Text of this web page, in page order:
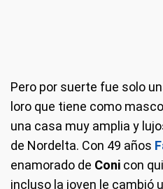
Pero por suerte fue solo
loro que tiene como
una casa muy amplia y
de Nordelta. Con 49 años
enamorado de Coni con
incluso la joven le cambió